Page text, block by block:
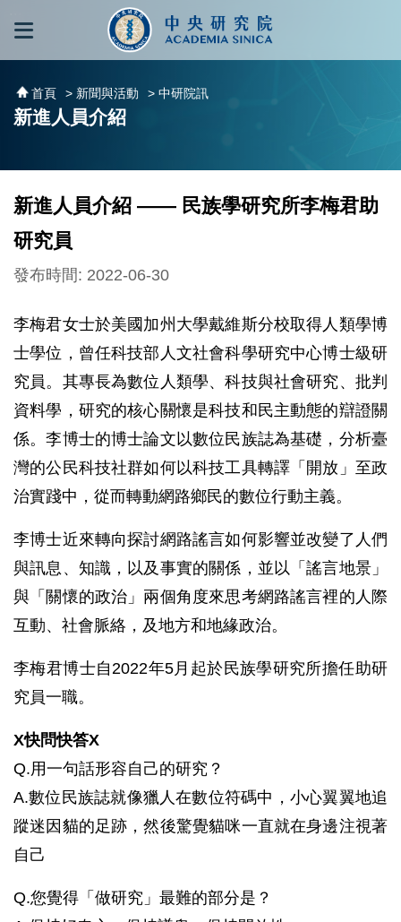
跳到主要內容區塊
首頁 > 新聞與活動 > 中研院訊
新進人員介紹
新進人員介紹 —— 民族學研究所李梅君助
研究員
發布時間: 2022-06-30
李梅君女士於美國加州大學戴維斯分校取得人類學博
士學位，曾任科技部人文社會科學研究中心博士級研
究員。其專長為數位人類學、科技與社會研究、批判
資料學，研究的核心關懷是科技和民主動態的辯證關
係。李博士的博士論文以數位民族誌為基礎，分析臺
灣的公民科技社群如何以科技工具轉譯「開放」至政
治實踐中，從而轉動網路鄉民的數位行動主義。
李博士近來轉向探討網路謠言如何影響並改變了人們
與訊息、知識，以及事實的關係，並以「謠言地景」
與「關懷的政治」兩個角度來思考網路謠言裡的人際
互動、社會脈絡，及地方和地緣政治。
李梅君博士自2022年5月起於民族學研究所擔任助研
究員一職。
X快問快答X
Q.用一句話形容自己的研究？
A.數位民族誌就像獵人在數位符碼中，小心翼翼地追
蹤迷因貓的足跡，然後驚覺貓咪一直就在身邊注視著
自己
Q.您覺得「做研究」最難的部分是？